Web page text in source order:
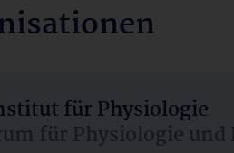
für Physiologie
für Physiologie und